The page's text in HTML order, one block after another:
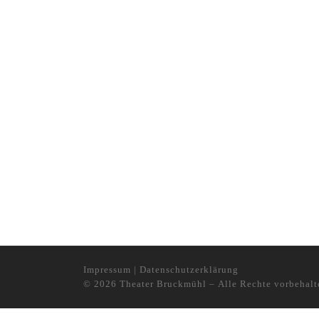
Impressum | Datenschutzerklärung
© 2026 Theater Bruckmühl – Alle Rechte